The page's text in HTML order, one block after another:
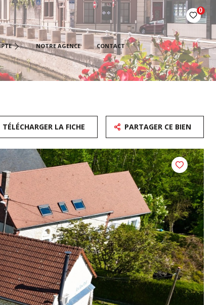
0
BAILLEURS
VENDEURS
NOTRE AGENCE CONTACT
TÉLÉCHARGER LA FICHE PARTAGER CE BIEN